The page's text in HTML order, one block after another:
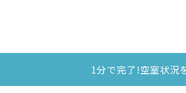
1分で完了!空室状況